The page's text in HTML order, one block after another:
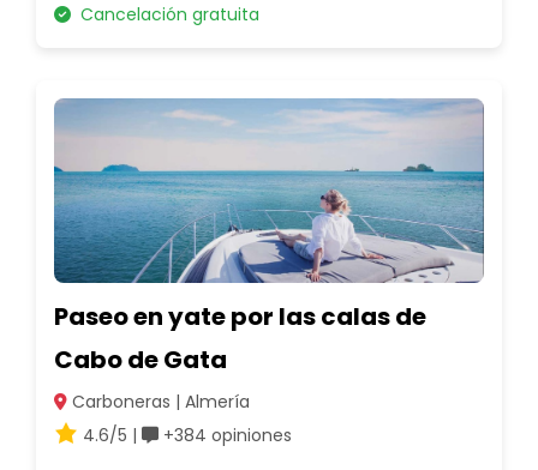
Cancelación gratuita
Paseo en yate por las calas de
Cabo de Gata
Carboneras | Almería
4.6/5 |
+384 opiniones